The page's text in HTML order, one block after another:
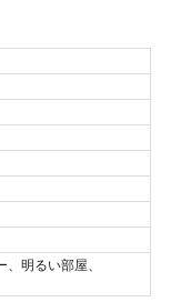
明るい部屋、